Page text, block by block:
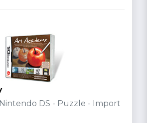
DS - Puzzle - Import